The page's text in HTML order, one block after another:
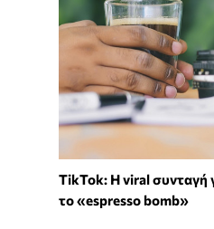
TikTok: Η viral συνταγή
το «espresso bomb»